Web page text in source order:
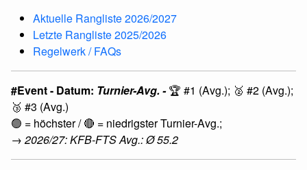
Aktuelle Rangliste 2026/2027
Letzte Rangliste 2025/2026
Regelwerk / FAQs
#Event - Datum: Turnier-Avg. -🏆 #1 (Avg.); 🥈 #2 (Avg.);
🥉 #3 (Avg.)
🟢 = höchster / 🔴 = niedrigster Turnier-Avg.;
→ 2026/27: KFB-FTS Avg.: Ø 55.2